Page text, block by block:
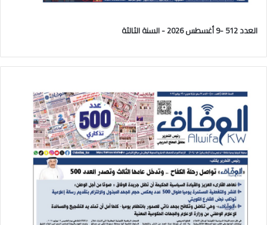
العدد 512 -9 أغسطس 2026 - السنة الثالثة